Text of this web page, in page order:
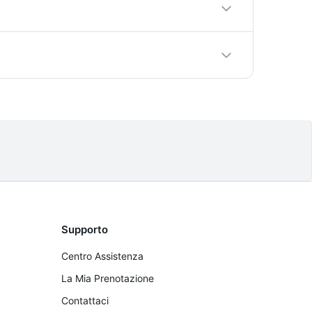
Supporto
Centro Assistenza
La Mia Prenotazione
Contattaci